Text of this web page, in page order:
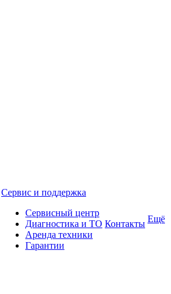
Сервис и поддержка
Сервисный центр
Диагностика и ТО
Аренда техники
Гарантии
Контакты Ещё